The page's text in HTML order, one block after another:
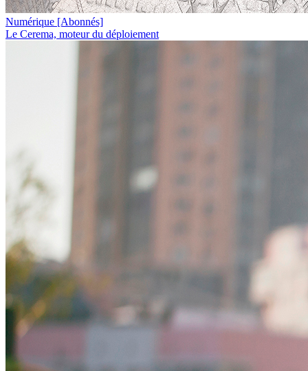
Numérique [Abonnés]
Le Cerema, moteur du déploiement